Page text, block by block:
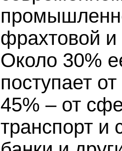
фрахтовой и
Около 30%
поступает
45% – от
транспорт и